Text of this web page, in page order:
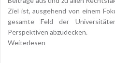
Ziel ist, ausgehend von einem
gesamte Feld der
Perspektiven abzudecken.
Weiterlesen